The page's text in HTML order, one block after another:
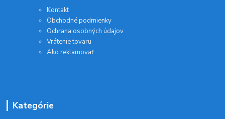
Kontakt
Obchodné podmienky
Ochrana osobných údajov
Vrátenie tovaru
Ako reklamovať
Kategórie